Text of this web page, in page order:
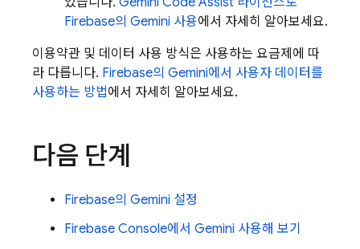
Firebase의 Gemini 사용에서 자세히 알아보세요.
이용약관 및 데이터 사용 방식은 사용하는 요금제에 따
라 다릅니다. Firebase의 Gemini에서 사용자 데이터를
사용하는 방법에서 자세히 알아보세요.
다음 단계
Firebase의 Gemini 설정
Firebase Console에서 Gemini 사용해 보기